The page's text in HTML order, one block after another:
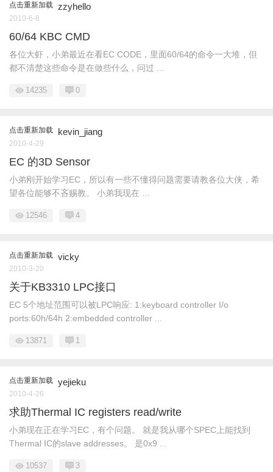
点击重新加载 zzyhello
2010-6-8
60/64 KBC CMD
各位大虾，小弟最近在看EC CODE，里面60/64的命令一大堆，但
都不清楚这些命令是在做些什么，问过 ...
14235 0
点击重新加载 kevin_jiang
2010-4-29
EC 的3D Sensor
小弟刚开始学习EC，所以有一些不懂得问题需要请教各位大侠，希
望各位能够不吝赐教。 小弟我现在 ...
12546 4
点击重新加载 vicky
2010-3-20
关于KB3310 LPC接口
EC 5个地址范围可以被LPC响应: 1:keyboard controller I/o
ports:60h/64h 2:embedded controller ...
13871 1
点击重新加载 yejieku
2010-4-26
求助Thermal IC registers read/write
小弟现在正在学习EC，有个问题。 就是我从哪个SPEC上能找到
Thermal IC的slave addresses。 是0x9 ...
10537 3